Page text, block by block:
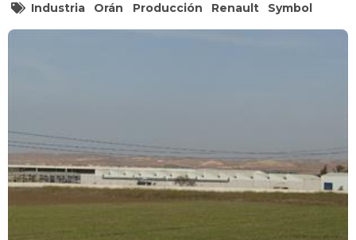
Industria Orán Producción Renault Symbol